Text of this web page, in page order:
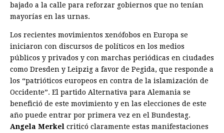
bajado a la calle para reforzar gobiernos que no tenían
mayorías en las urnas.
Los recientes movimientos xenófobos en Europa se
iniciaron con discursos de políticos en los medios
públicos y privados y con marchas periódicas en ciudades
como Dresden y Leipzig a favor de Pegida, que responde a
los “patrióticos europeos en contra de la islamización de
Occidente”. El partido Alternativa para Alemania se
benefició de este movimiento y en las elecciones de este
año puede entrar por primera vez en el Bundestag.
Angela Merkel criticó claramente estas manifestaciones